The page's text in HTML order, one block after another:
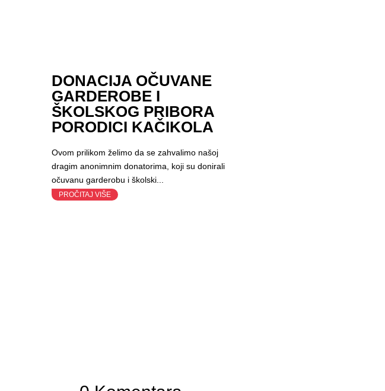
DONACIJA OČUVANE
GARDEROBE I
ŠKOLSKOG PRIBORA
PORODICI KAČIKOLA
Ovom prilikom želimo da se zahvalimo našoj
dragim anonimnim donatorima, koji su donirali
očuvanu garderobu i školski...
PROČITAJ VIŠE